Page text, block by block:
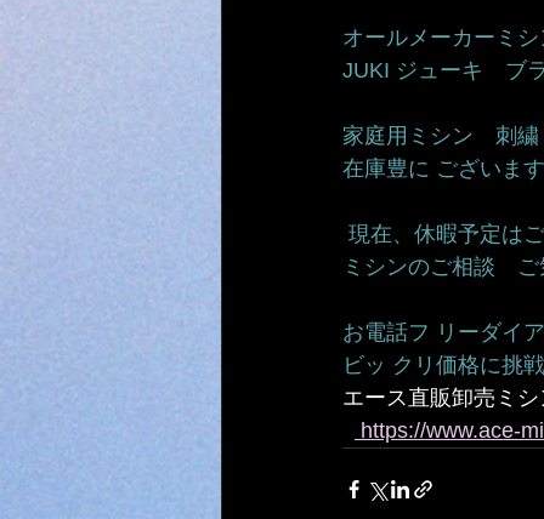
オールメーカーミ
JUKI ジューキ　ブ
家庭用ミシン　刺
在庫豊に ございま
現在、休暇予定は
ミシンのご相談
お電話フ リーダイ
ビッ クリ価格に
エース直販卸売ミ
https://www.ace-